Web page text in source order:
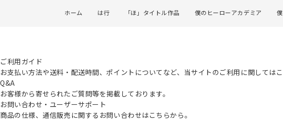
ホーム は行 「ほ」タイトル作品 僕のヒーローアカデミア
ご利用ガイド
お支払い方法や送料・配送時間、ポイントについてなど、当サイトのご利用に関しては
Q&A
お客様から寄せられたご質問等を掲載しております。
お問い合わせ・ユーザーサポート
商品の仕様、通信販売に関するお問い合わせはこちらから。